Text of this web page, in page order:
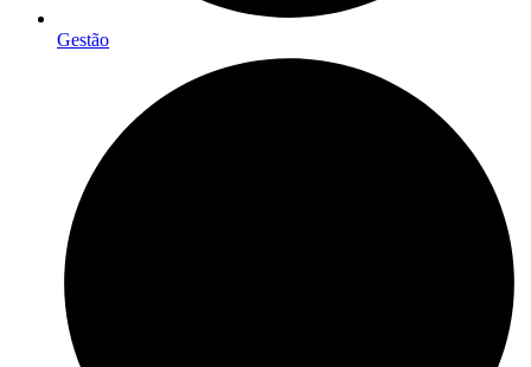
Gestão